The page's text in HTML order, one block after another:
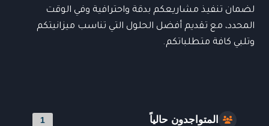
لضمان تنفيذ مشاريعكم بدقة واحترافية وفي الوقت
المحدد، مع تقديم أفضل الحلول التي تناسب ميزانيتكم
وتلبي كافة متطلباتكم.
المتواجدون حالياً 1